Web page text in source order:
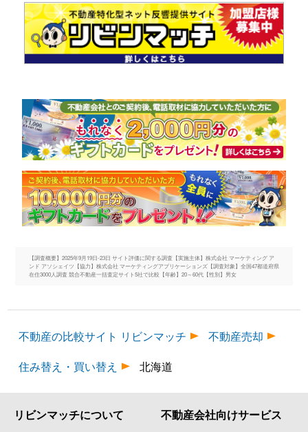
【調査概要】2025年9月19日-23日 サイト評価に関する調査【実施主体】株式会社 マーケティング ア
ンド アソシェイツ【協力】株式会社 マーケティングアプリケーションズ【調査対象】全国47都道府県
在住3000人調査 競合不動産一括査定サイト5社で比較【年齢】20～60代【性別】男女
不動産の比較サイト リビンマッチ
不動産売却
住み替え・買い替え
北海道
リビンマッチについて 不動産会社向けサービス